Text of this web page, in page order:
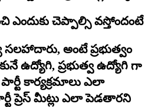
ఎందుకు చెప్పాల్సి వస్తోందంటే
సలహాదారు, అంటే ప్రభుత్వం
ఉద్యోగి, ప్రభుత్వ ఉద్యోగి గా
కార్యక్రమాలు ఎలా
ప్రెస్ మీట్లు ఎలా పెడతారని